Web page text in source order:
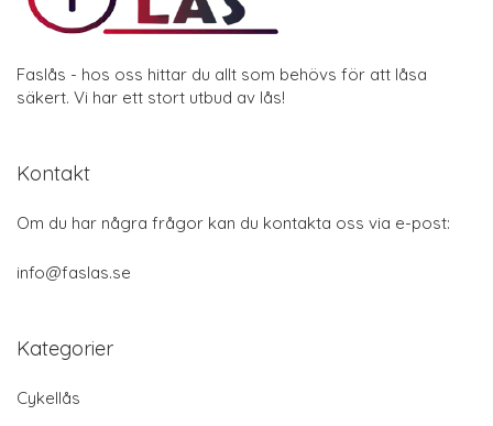
Faslås - hos oss hittar du allt som behövs för att låsa
säkert. Vi har ett stort utbud av lås!
Kontakt
Om du har några frågor kan du kontakta oss via e-post:
info@faslas.se
Kategorier
Cykellås